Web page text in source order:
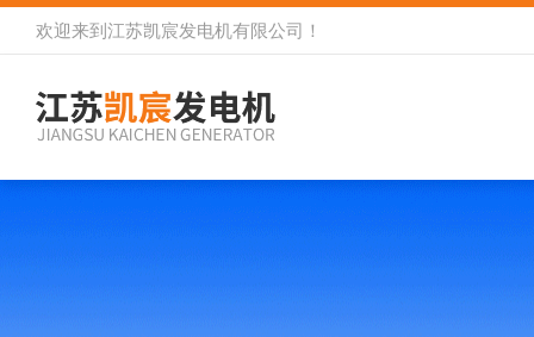
欢迎来到 江苏凯宸发电机有限公司 ！